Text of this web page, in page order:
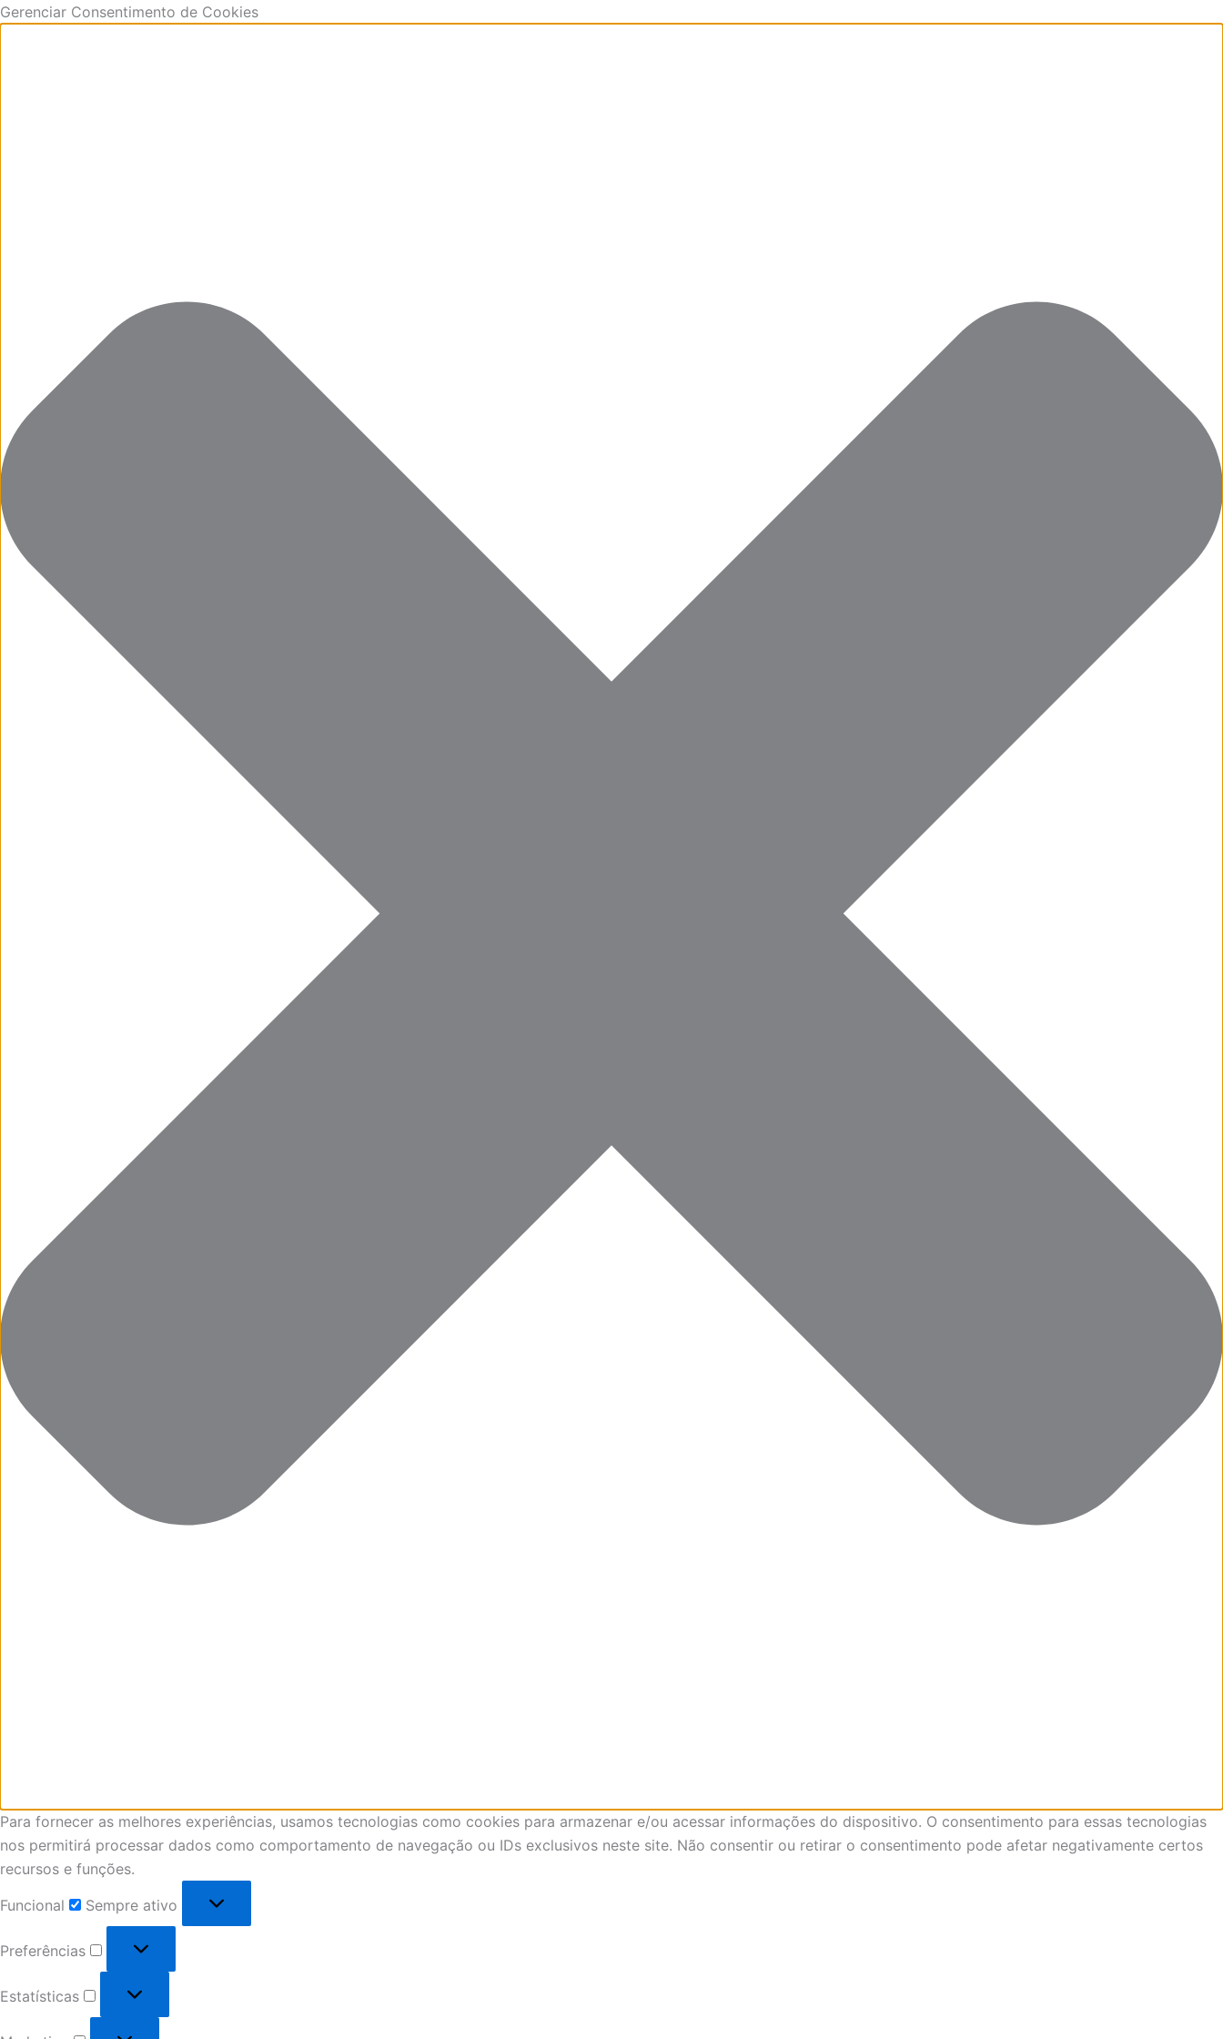
Gerenciar Consentimento de Cookies
Para fornecer as melhores experiências, usamos tecnologias como cookies para armazenar e/ou acessar informações do dispositivo. O consentimento para essas tecnologias
nos permitirá processar dados como comportamento de navegação ou IDs exclusivos neste site. Não consentir ou retirar o consentimento pode afetar negativamente certos
recursos e funções.
Funcional
Funcional
Sempre ativo
Preferências
Preferências
Estatísticas
Estatísticas
Marketing
Ir